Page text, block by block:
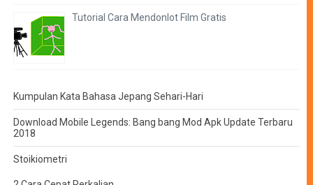
Tutorial Cara Mendonlot Film Gratis
Kumpulan Kata Bahasa Jepang Sehari-Hari
Download Mobile Legends: Bang bang Mod Apk Update Terbaru
2018
Stoikiometri